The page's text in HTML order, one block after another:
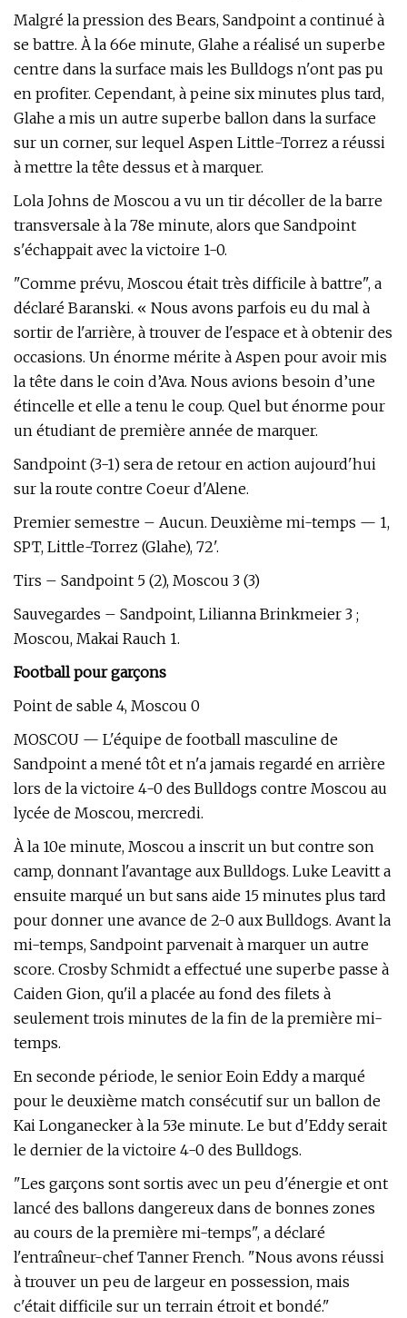
Malgré la pression des Bears, Sandpoint a continué à
se battre. À la 66e minute, Glahe a réalisé un superbe
centre dans la surface mais les Bulldogs n'ont pas pu
en profiter. Cependant, à peine six minutes plus tard,
Glahe a mis un autre superbe ballon dans la surface
sur un corner, sur lequel Aspen Little-Torrez a réussi
à mettre la tête dessus et à marquer.
Lola Johns de Moscou a vu un tir décoller de la barre
transversale à la 78e minute, alors que Sandpoint
s'échappait avec la victoire 1-0.
"Comme prévu, Moscou était très difficile à battre", a
déclaré Baranski. « Nous avons parfois eu du mal à
sortir de l'arrière, à trouver de l'espace et à obtenir des
occasions. Un énorme mérite à Aspen pour avoir mis
la tête dans le coin d’Ava. Nous avions besoin d’une
étincelle et elle a tenu le coup. Quel but énorme pour
un étudiant de première année de marquer.
Sandpoint (3-1) sera de retour en action aujourd'hui
sur la route contre Coeur d'Alene.
Premier semestre – Aucun. Deuxième mi-temps — 1,
SPT, Little-Torrez (Glahe), 72'.
Tirs – Sandpoint 5 (2), Moscou 3 (3)
Sauvegardes – Sandpoint, Lilianna Brinkmeier 3 ;
Moscou, Makai Rauch 1.
Football pour garçons
Point de sable 4, Moscou 0
MOSCOU — L'équipe de football masculine de
Sandpoint a mené tôt et n'a jamais regardé en arrière
lors de la victoire 4-0 des Bulldogs contre Moscou au
lycée de Moscou, mercredi.
À la 10e minute, Moscou a inscrit un but contre son
camp, donnant l'avantage aux Bulldogs. Luke Leavitt a
ensuite marqué un but sans aide 15 minutes plus tard
pour donner une avance de 2-0 aux Bulldogs. Avant la
mi-temps, Sandpoint parvenait à marquer un autre
score. Crosby Schmidt a effectué une superbe passe à
Caiden Gion, qu'il a placée au fond des filets à
seulement trois minutes de la fin de la première mi-
temps.
En seconde période, le senior Eoin Eddy a marqué
pour le deuxième match consécutif sur un ballon de
Kai Longanecker à la 53e minute. Le but d'Eddy serait
le dernier de la victoire 4-0 des Bulldogs.
"Les garçons sont sortis avec un peu d'énergie et ont
lancé des ballons dangereux dans de bonnes zones
au cours de la première mi-temps", a déclaré
l'entraîneur-chef Tanner French. "Nous avons réussi
à trouver un peu de largeur en possession, mais
c'était difficile sur un terrain étroit et bondé."